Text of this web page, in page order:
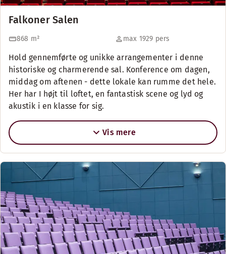
Falkoner Salen
868 m² max 1929 pers
Hold gennemførte og unikke arrangementer i denne
historiske og charmerende sal. Konference om dagen,
middag om aftenen - dette lokale kan rumme det hele.
Her har I højt til loftet, en fantastisk scene og lyd og
akustik i en klasse for sig.
Vis mere